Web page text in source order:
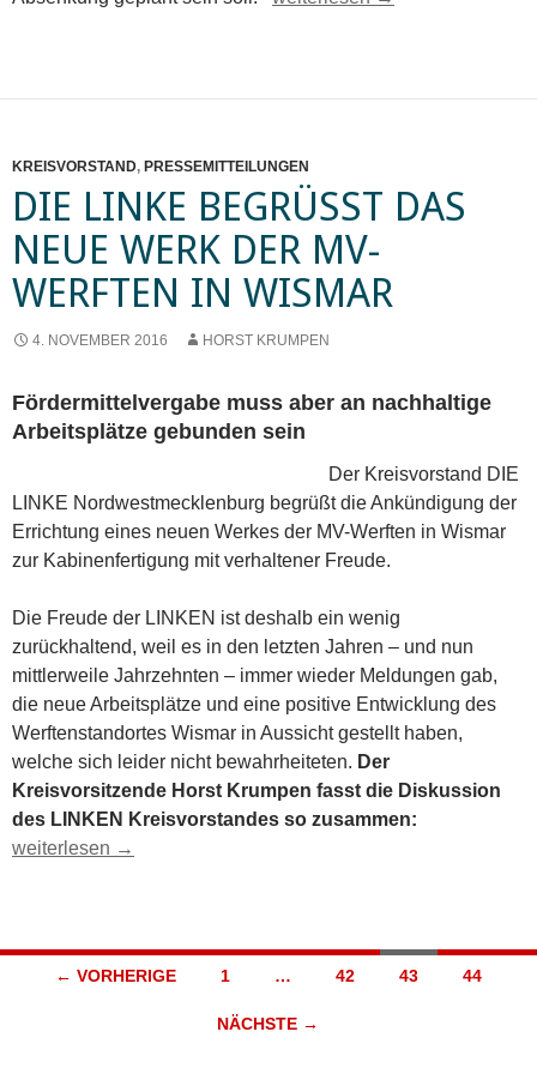
KREISVORSTAND, PRESSEMITTEILUNGEN
DIE LINKE BEGRÜSST DAS
NEUE WERK DER MV-
WERFTEN IN WISMAR
4. NOVEMBER 2016 HORST KRUMPEN
Fördermittelvergabe muss aber an nachhaltige
Arbeitsplätze gebunden sein
Der Kreisvorstand DIE
LINKE Nordwestmecklenburg begrüßt die Ankündigung der
Errichtung eines neuen Werkes der MV-Werften in Wismar
zur Kabinenfertigung mit verhaltener Freude.
Die Freude der LINKEN ist deshalb ein wenig
zurückhaltend, weil es in den letzten Jahren – und nun
mittlerweile Jahrzehnten – immer wieder Meldungen gab,
die neue Arbeitsplätze und eine positive Entwicklung des
Werftenstandortes Wismar in Aussicht gestellt haben,
welche sich leider nicht bewahrheiteten. Der
Kreisvorsitzende Horst Krumpen fasst die Diskussion
des LINKEN Kreisvorstandes so zusammen:
DIE LINKE begrüsst das neue Werk der MV-Werften in
weiterlesen →
Beitragsnavigation
← VORHERIGE 1 … 42 43 44
NÄCHSTE →